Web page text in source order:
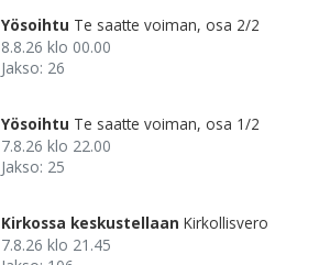
Yösoihtu Te saatte voiman, osa 2/2
8.8.26 klo 00.00
Jakso: 26
Yösoihtu Te saatte voiman, osa 1/2
7.8.26 klo 22.00
Jakso: 25
Kirkossa keskustellaan Kirkollisvero
7.8.26 klo 21.45